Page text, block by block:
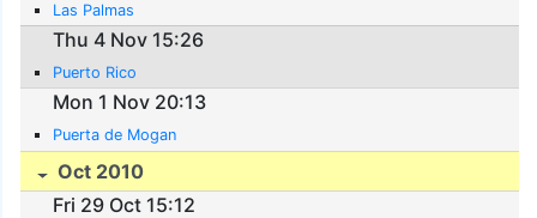
Las Palmas
Thu 4 Nov 15:26
Puerto Rico
Mon 1 Nov 20:13
Puerta de Mogan
Oct 2010
Fri 29 Oct 15:12